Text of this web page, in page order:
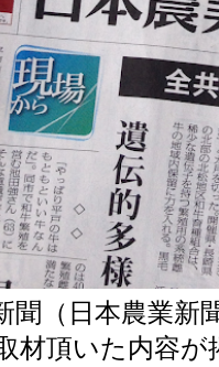
聞（日本農業新
材頂いた内容が